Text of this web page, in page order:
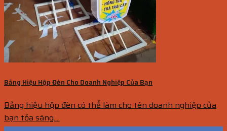
Bảng Hiệu Hộp Đèn Cho Doanh Nghiệp Của Bạn
Bảng hiệu hộp đèn có thể làm cho tên doanh nghiệp của
bạn tỏa sáng....